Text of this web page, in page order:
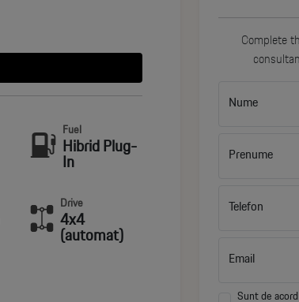
Fuel
Hibrid Plug-
In
Drive
4x4
(automat)
Complete
Nume
Prenume
Telefon
Email
Sunt de